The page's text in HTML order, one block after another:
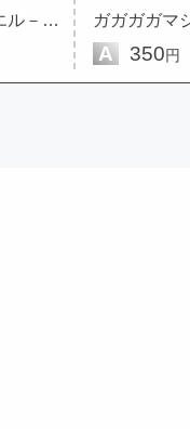
幻魔皇ラビエル－天界蹂躙拳 ガガガガマ
A 350円